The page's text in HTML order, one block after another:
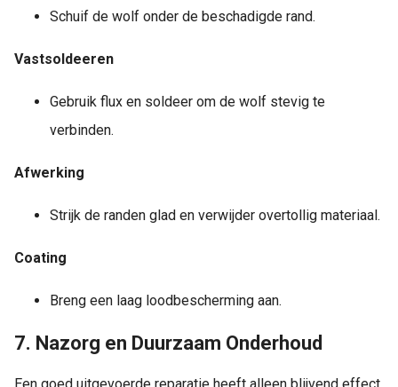
Schuif de wolf onder de beschadigde rand.
Vastsoldeeren
Gebruik flux en soldeer om de wolf stevig te
verbinden.
Afwerking
Strijk de randen glad en verwijder overtollig materiaal.
Coating
Breng een laag loodbescherming aan.
7. Nazorg en Duurzaam Onderhoud